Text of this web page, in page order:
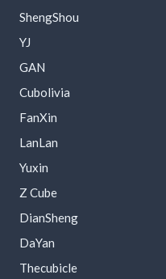
ShengShou
YJ
GAN
Cubolivia
FanXin
LanLan
Yuxin
Z Cube
DianSheng
DaYan
Thecubicle